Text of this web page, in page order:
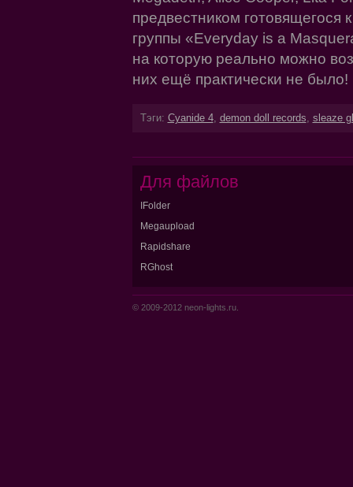
предвестником
группы «Everyday is a
на которую реально можно
них ещё практически не было!
Тэги: Cyanide 4, demon doll records sleaze
Для файлов
IFolder
Megaupload
Rapidshare
RGhost
© 2009-2012 neon-lights.ru.